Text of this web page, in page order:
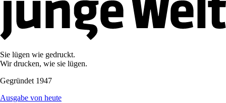
Sie lügen wie gedruckt.
Wir drucken, wie sie lügen.
Gegründet 1947
Ausgabe von heute